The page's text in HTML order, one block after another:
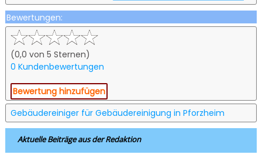
Bewertungen:
(0,0 von 5 Sternen)
0 Kundenbewertungen
Bewertung hinzufügen
Gebäudereiniger für Gebäudereinigung in Pforzheim
Aktuelle Beiträge aus der Redaktion